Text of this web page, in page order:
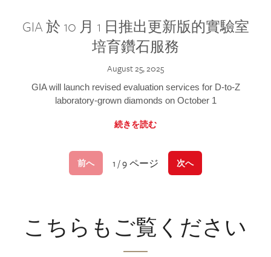
GIA 於 10 月 1 日推出更新版的實驗室
培育鑽石服務
August 25, 2025
GIA will launch revised evaluation services for D-to-Z
laboratory-grown diamonds on October 1
続きを読む
前へ 1 / 9 ページ 次へ
こちらもご覧ください